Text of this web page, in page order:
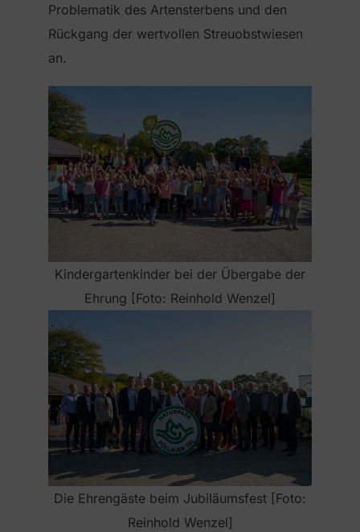
Problematik des Artensterbens und den
Rückgang der wertvollen Streuobstwiesen
an.
Kindergartenkinder bei der Übergabe der
Ehrung [Foto: Reinhold Wenzel]
Die Ehrengäste beim Jubiläumsfest [Foto:
Reinhold Wenzel]